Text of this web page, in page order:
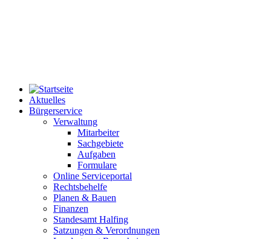
Aktuelles
Bürgerservice
Verwaltung
Mitarbeiter
Sachgebiete
Aufgaben
Formulare
Online Serviceportal
Rechtsbehelfe
Planen & Bauen
Finanzen
Standesamt Halfing
Satzungen & Verordnungen